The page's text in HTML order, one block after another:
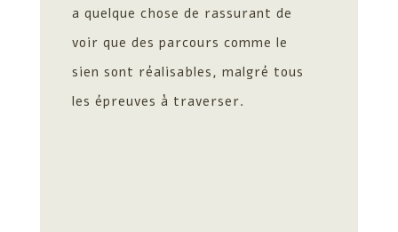
a quelque chose de rassurant de
voir que des parcours comme le
sien sont réalisables, malgré tous
les épreuves à traverser.